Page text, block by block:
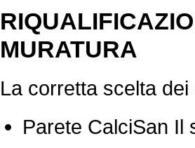
MURATURA
La corretta scelta
Parete CalciSan Il